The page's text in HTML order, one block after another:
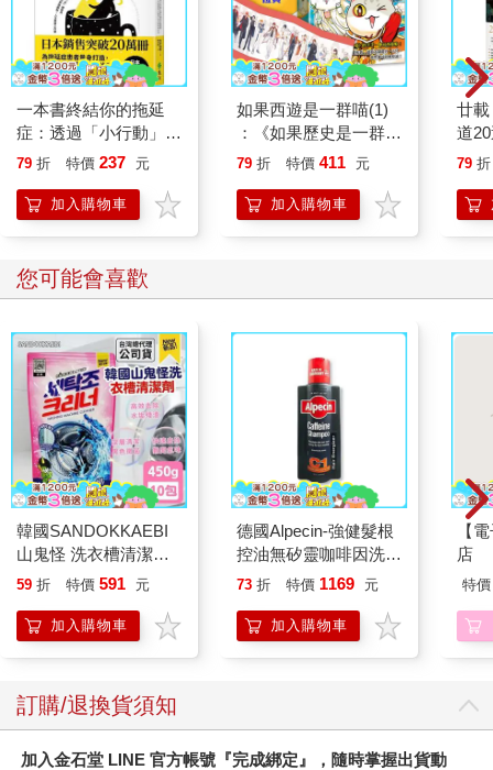
一本書終結你的拖延
症：透過「小行動」打
開大腦的行動開關，懶
的37個科學方法
79 折 特價 237 元
加入購物車
如果西遊是一群喵(1)
：《如果歷史是一群
喵》作者最新力作，附
79 折 特價 411 元
加入購物車
廿
道
79 折
您可能會喜歡
韓國SANDOKKAEBI
山鬼怪 洗衣槽清潔劑
450公克-10包組
59 折 特價 591 元
加入購物車
德國Alpecin-強健髮根
控油無矽靈咖啡因洗髮
凝露375ml/瓶-C1強健
調理頭皮洗髮液/0矽靈
滋潤洗頭髮水/一般髮
73 折 特價 1169 元
加入購物車
【
店
特價
訂購/退換貨須知
加入金石堂 LINE 官方帳號『完成綁定』，隨時掌握出貨動